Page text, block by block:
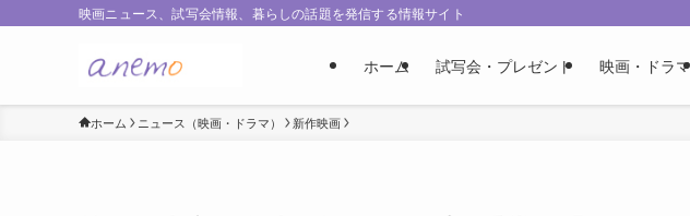
映画ニュース、試写会情報、暮らしの話題を発信する情報サイト
ホーム 試写会・プレゼント 映画・ドラマ
ホーム ニュース（映画・ドラマ） 新作映画